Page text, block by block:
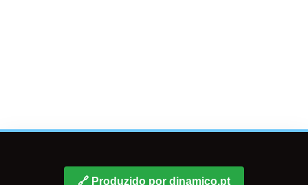
🔗 Produzido por dinamico.pt